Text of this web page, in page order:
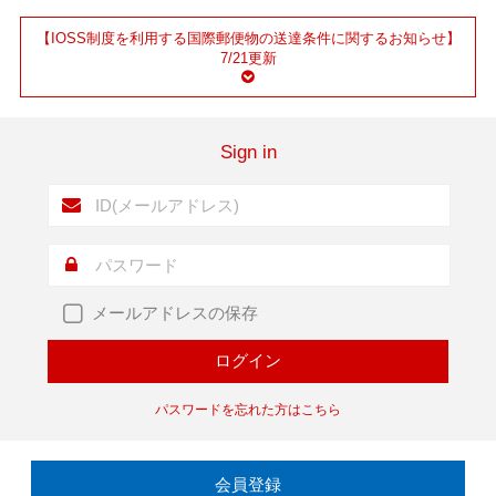
【IOSS制度を利用する国際郵便物の送達条件に関するお知らせ】
7/21更新
Sign in
メールアドレスの保存
パスワードを忘れた方はこちら
会員登録